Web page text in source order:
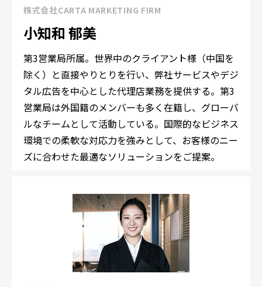
株式会社CARTA MARKETING FIRM
小知和 郁美
第3営業局所属。世界中のクライアント様（中国を
除く）と直接やりとりを行い、弊社サービスやデジ
タル広告を中心とした代理店業務を提供する。第3
営業局は外国籍のメンバーも多く在籍し、グローバ
ルなチームとして活動している。国際的なビジネス
環境での柔軟な対応力を強みとして、お客様のニー
ズに合わせた最適なソリューションをご提案。